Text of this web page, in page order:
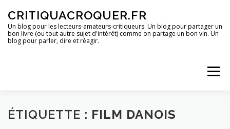
contenu
CRITIQUACROQUER.FR
Un blog pour les lecteurs-amateurs-critiqueurs. Un blog pour partager un
bon livre (ou tout autre sujet d'intérêt) comme on partage un bon vin. Un
blog pour parler, dire et réagir.
Menu
ACCUEIL UN BLOG ? DES LIVRES
ÉTIQUETTE : FILM DANOIS